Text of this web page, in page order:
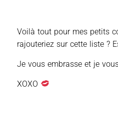
Voilà tout pour mes petits
rajouteriez sur cette liste ?
Je vous embrasse et je
XOXO